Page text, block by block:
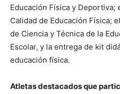
Educación Física y Deportiva;
Calidad de Educación Física;
de Ciencia y Técnica de la
Escolar, y la entrega de kit
educación física.
Atletas destacados que